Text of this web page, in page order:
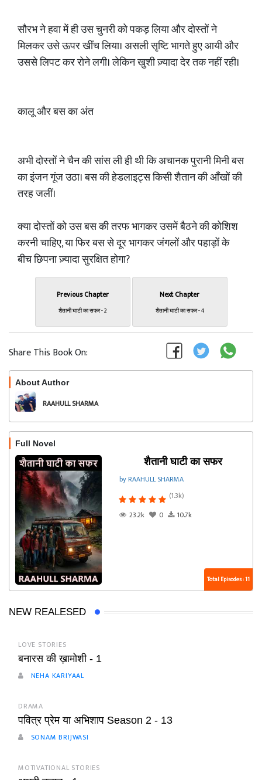
सौरभ ने हवा में ही उस चुनरी को पकड़ लिया और दोस्तों ने
मिलकर उसे ऊपर खींच लिया। असली सृष्टि भागते हुए आयी और
उससे लिपट कर रोने लगी। लेकिन खुशी ज़्यादा देर तक नहीं रही।
कालू और बस का अंत
अभी दोस्तों ने चैन की सांस ली ही थी कि अचानक पुरानी मिनी बस
का इंजन गूंज उठा। बस की हेडलाइट्स किसी शैतान की आँखों की
तरह जलीं।
क्या दोस्तों को उस बस की तरफ भागकर उसमें बैठने की कोशिश
करनी चाहिए, या फिर बस से दूर भागकर जंगलों और पहाड़ों के
बीच छिपना ज़्यादा सुरक्षित होगा?
Previous Chapter
शैतानी घाटी का सफर - 2
Next Chapter
शैतानी घाटी का सफर - 4
Share This Book On:
About Author
RAAHULL SHARMA
Full Novel
शैतानी घाटी का सफर
by RAAHULL SHARMA
(1.3k)
23.2k
0 10.7k
Total Episodes : 11
NEW REALESED
LOVE STORIES
बनारस की ख़ामोशी - 1
NEHA KARIYAAL
DRAMA
पवित्र प्रेम या अभिशाप Season 2 - 13
SONAM BRIJWASI
MOTIVATIONAL STORIES